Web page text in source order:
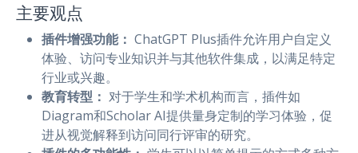
主要观点
插件增强功能： ChatGPT Plus插件允许用户自定义
体验、访问专业知识并与其他软件集成，以满足特定
行业或兴趣。
教育转型： 对于学生和学术机构而言，插件如
Diagram和Scholar AI提供量身定制的学习体验，促
进从视觉解释到访问同行评审的研究。